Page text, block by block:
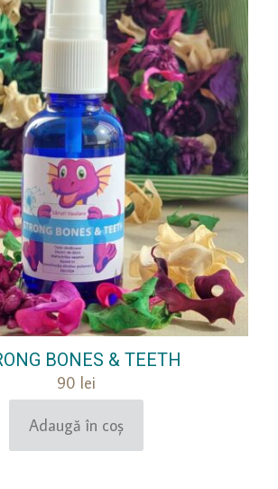
BONES & TEETH
90 lei
Adaugă în coș